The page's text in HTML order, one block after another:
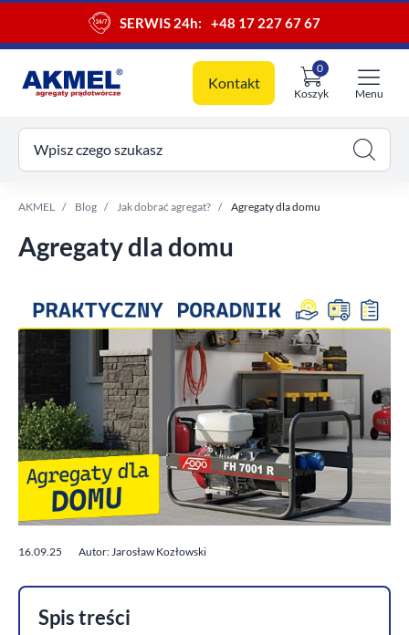
SERWIS 24h: +48 17 227 67 67
Kontakt
Koszyk
0
koszyk
Menu
Wpisz czego szukasz
AKMEL Blog Jak dobrać agregat? Agregaty dla domu
Agregaty dla domu
16.09.25 Autor: Jarosław Kozłowski
Spis treści